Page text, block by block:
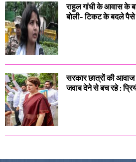
राहुल गांधी के आवास के
बोली- टिकट के बदले पैसे
सरकार छात्रों की आवाज
जवाब देने से बच रहे :